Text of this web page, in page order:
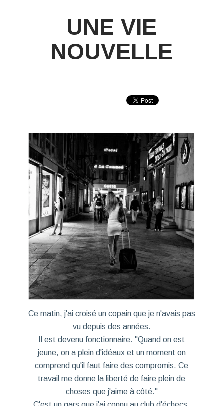
UNE VIE
NOUVELLE
Ce matin, j'ai croisé un copain que je n'avais pas
vu depuis des années.
Il est devenu fonctionnaire. "Quand on est
jeune, on a plein d'idéaux et un moment on
comprend qu'il faut faire des compromis. Ce
travail me donne la liberté de faire plein de
choses que j'aime à côté."